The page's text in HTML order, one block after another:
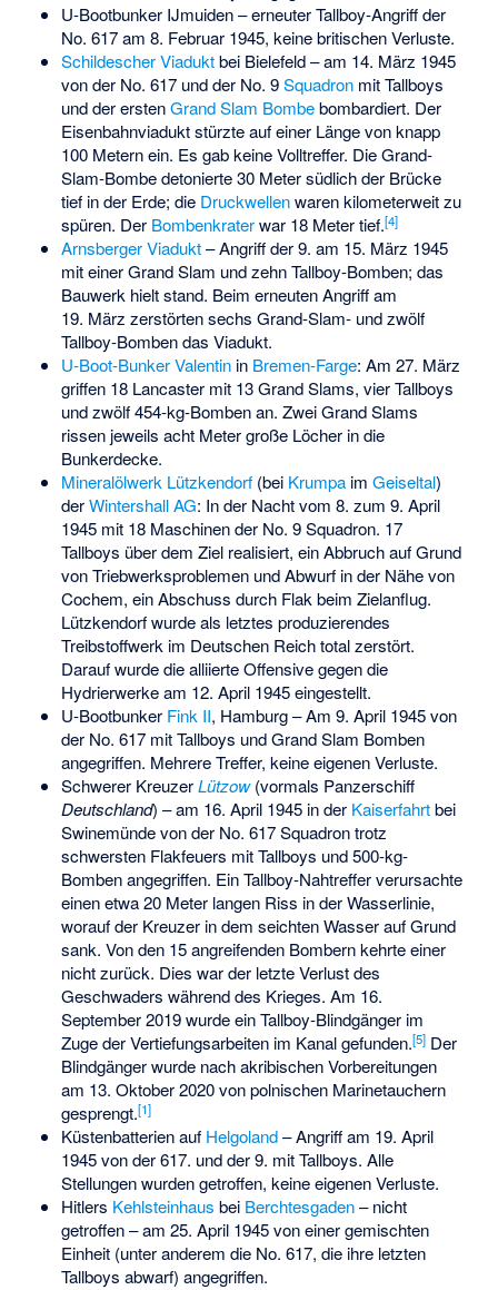
U-Bootbunker IJmuiden – erneuter Tallboy-Angriff der
No. 617 am 8. Februar 1945, keine britischen Verluste.
Schildescher Viaduktbei Bielefeld – am 14. März 1945
von der No. 617 und der No. 9Squadronmit Tallboys
und der erstenGrand Slam Bombebombardiert. Der
Eisenbahnviadukt stürzte auf einer Länge von knapp
100 Metern ein. Es gab keineVolltreffer. Die Grand-
Slam-Bombe detonierte 30 Meter südlich der Brücke
tief in der Erde; die Druckwellenwaren kilometerweit zu
spüren. Der Bombenkraterwar 18 Meter tief.[4]
Arnsberger Viadukt– Angriff der 9. am 15. März 1945
mit einer Grand Slam und zehn Tallboy-Bomben; das
Bauwerk hielt stand. Beim erneuten Angriff am
19. März zerstörten sechs Grand-Slam- und zwölf
Tallboy-Bomben das Viadukt.
U-Boot-Bunker Valentinin Bremen-Farge: Am 27. März
griffen 18 Lancaster mit 13 Grand Slams, vier Tallboys
und zwölf 454-kg-Bomben an. Zwei Grand Slams
rissen jeweils acht Meter große Löcher in die
Bunkerdecke.
Mineralölwerk Lützkendorf(bei Krumpaim Geiseltal)
derWintershall AG: In der Nacht vom 8. zum 9. April
1945 mit 18 Maschinen der No. 9 Squadron. 17
Tallboys über dem Ziel realisiert, ein Abbruch auf Grund
von Triebwerksproblemen und Abwurf in der Nähe von
Cochem, ein Abschuss durch Flak beim Zielanflug.
Lützkendorf wurde als letztes produzierendes
Treibstoffwerk im Deutschen Reich total zerstört.
Darauf wurde die alliierte Offensive gegen die
Hydrierwerke am 12. April 1945 eingestellt.
U-Bootbunker Fink II, Hamburg – Am 9. April 1945 von
der No. 617 mit Tallboys und Grand Slam Bomben
angegriffen. Mehrere Treffer, keine eigenen Verluste.
Schwerer KreuzerLützow(vormals Panzerschiff
Deutschland) – am 16. April 1945 in der Kaiserfahrtbei
Swinemünde von der No. 617 Squadron trotz
schwersten Flakfeuers mit Tallboys und 500-kg-
Bomben angegriffen. Ein Tallboy-Nahtreffer verursachte
einen etwa 20 Meter langen Riss in der Wasserlinie,
worauf der Kreuzer in dem seichten Wasser auf Grund
sank. Von den 15 angreifenden Bombern kehrte einer
nicht zurück. Dies war der letzte Verlust des
Geschwaders während des Krieges. Am 16.
September 2019 wurde ein Tallboy-Blindgänger im
Zuge der Vertiefungsarbeiten im Kanal gefunden.[5]Der
Blindgänger wurde nach akribischen Vorbereitungen
am 13. Oktober 2020 von polnischen Marinetauchern
gesprengt.[1]
Küstenbatterien auf Helgoland– Angriff am 19. April
1945 von der 617. und der 9. mit Tallboys. Alle
Stellungen wurden getroffen, keine eigenen Verluste.
Hitlers Kehlsteinhaus bei Berchtesgaden– nicht
getroffen – am 25. April 1945 von einer gemischten
Einheit (unter anderem die No. 617, die ihre letzten
Tallboys abwarf) angegriffen.